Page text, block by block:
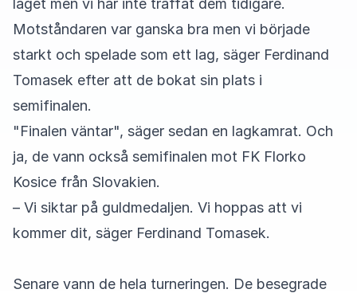
laget men vi har inte träffat dem tidigare.
Motståndaren var ganska bra men vi började
starkt och spelade som ett lag, säger Ferdinand
Tomasek efter att de bokat sin plats i
semifinalen.
"Finalen väntar", säger sedan en lagkamrat. Och
ja, de vann också semifinalen mot FK Florko
Kosice från Slovakien.
– Vi siktar på guldmedaljen. Vi hoppas att vi
kommer dit, säger Ferdinand Tomasek.
Senare vann de hela turneringen. De besegrade